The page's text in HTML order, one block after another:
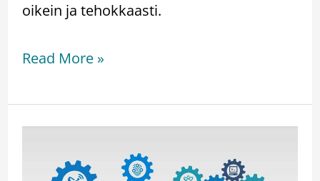
oikein ja tehokkaasti.
Read More »
tuotekortteihin